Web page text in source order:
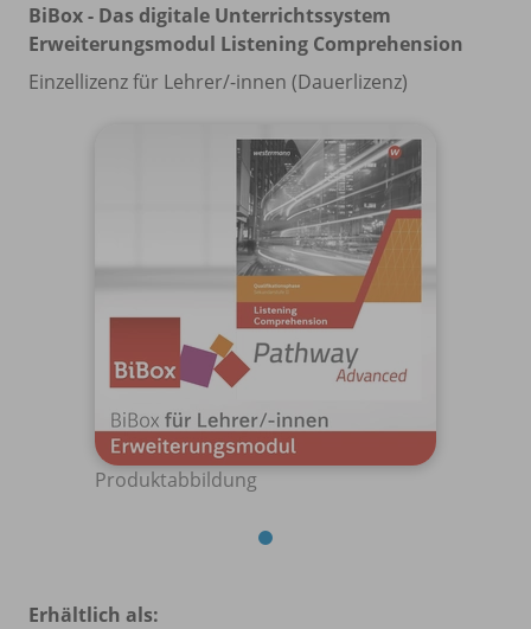
BiBox - Das digitale Unterrichtssystem
Erweiterungsmodul Listening Comprehension
Einzellizenz für Lehrer/-innen (Dauerlizenz)
Produktabbildung
Erhältlich als: